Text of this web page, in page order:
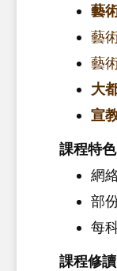
藝
藝
藝
大
宣
課程特色
網
部
每
課程修讀